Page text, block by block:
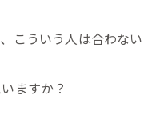
こういう人は合わな
ますか？